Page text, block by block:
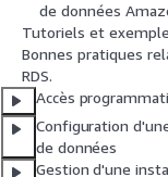
de données
Tutoriels et
Bonnes pratiques
RDS.
Accès
Configuration
de données
Gestion d'une